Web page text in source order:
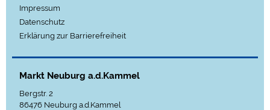
Impressum
Datenschutz
Erklärung zur Barrierefreiheit
Markt Neuburg a.d.Kammel
Bergstr. 2
86476 Neuburg a.d.Kammel